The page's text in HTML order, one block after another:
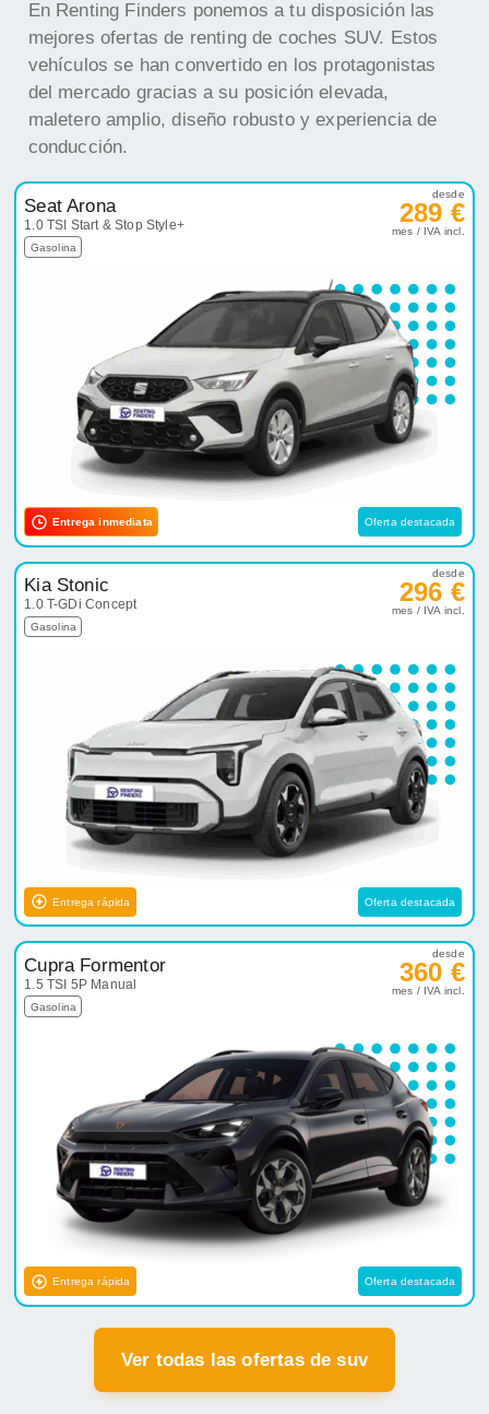
En Renting Finders ponemos a tu disposición las
mejores ofertas de renting de coches SUV. Estos
vehículos se han convertido en los protagonistas
del mercado gracias a su posición elevada,
maletero amplio, diseño robusto y experiencia de
conducción.
Seat Arona
1.0 TSI Start & Stop Style+
Gasolina
desde
289 €
mes / IVA incl.
Entrega inmediata Oferta destacada
Kia Stonic
1.0 T-GDi Concept
Gasolina
desde
296 €
mes / IVA incl.
Entrega rápida Oferta destacada
Cupra Formentor
1.5 TSI 5P Manual
Gasolina
desde
360 €
mes / IVA incl.
Entrega rápida Oferta destacada
Ver todas las ofertas de suv